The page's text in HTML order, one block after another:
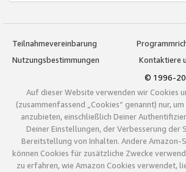
Teilnahmevereinbarung
Nutzungsbestimmungen
Kontaktiere
© 1996-
Auf dieser Website verwenden wir Cookies
(zusammenfassend „Cookies“ genannt) nur,
anzubieten, einschließlich Deiner
Deiner Einstellungen, der Verbesserung der
Bereitstellung von Inhalten. Andere Amazon-
können Cookies für zusätzliche Zwecke
zu erfahren, wie Amazon Cookies verwendet,